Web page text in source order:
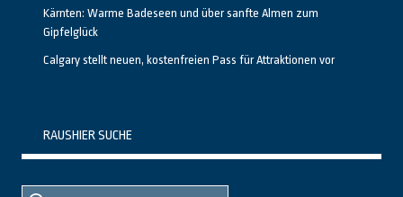
Kärnten: Warme Badeseen und über sanfte Almen zum
Gipfelglück
Calgary stellt neuen, kostenfreien Pass für Attraktionen vor
RAUSHIER SUCHE
Suche
Suche